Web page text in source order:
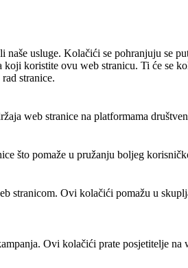
usluge. Kolačići se pohranjuju se
koristite ovu web stranicu. Ti će se
stranice.
web stranice na platformama
što pomaže u pružanju boljeg
stranicom. Ovi kolačići pomažu u
Ovi kolačići prate posjetitelje